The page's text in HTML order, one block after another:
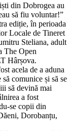
din Dobrogea au
să fiu voluntar!”
ediție, în perioada
Locale de Tineret
Steliana, adult
The Open
Hârșova.
acela de a aduna
comunice și să se
să devină mai
a fost
se copii din
Dorobanțu,